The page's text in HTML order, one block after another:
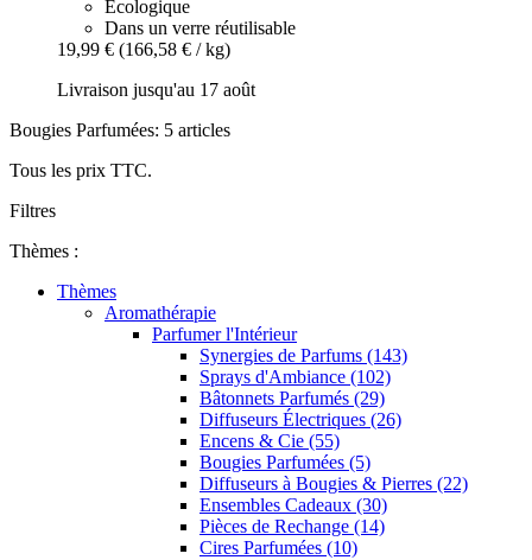
Écologique
Dans un verre réutilisable
19,99 € (166,58 € / kg)
Livraison jusqu'au 17 août
Bougies Parfumées: 5 articles
Tous les prix TTC.
Filtres
Thèmes :
Thèmes
Aromathérapie
Parfumer l'Intérieur
Synergies de Parfums (143)
Sprays d'Ambiance (102)
Bâtonnets Parfumés (29)
Diffuseurs Électriques (26)
Encens & Cie (55)
Bougies Parfumées (5)
Diffuseurs à Bougies & Pierres (22)
Ensembles Cadeaux (30)
Pièces de Rechange (14)
Cires Parfumées (10)